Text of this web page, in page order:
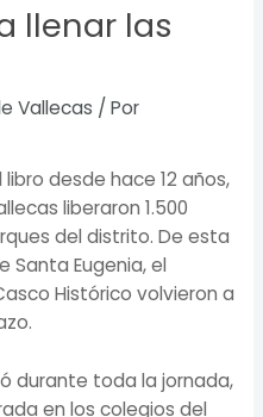
llenar las
Vallecas / Por
desde hace 12 años,
liberaron 1.500
del distrito. De esta
Santa Eugenia, el
Histórico volvieron a
durante toda la jornada,
en los colegios del